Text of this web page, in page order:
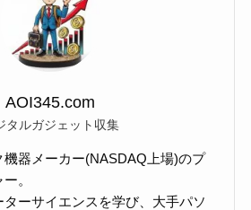
AOI345.com
タルガジェット収集
器メーカー(NASDAQ上場)のプ
。
ーサイエンスを学び、大手パソ